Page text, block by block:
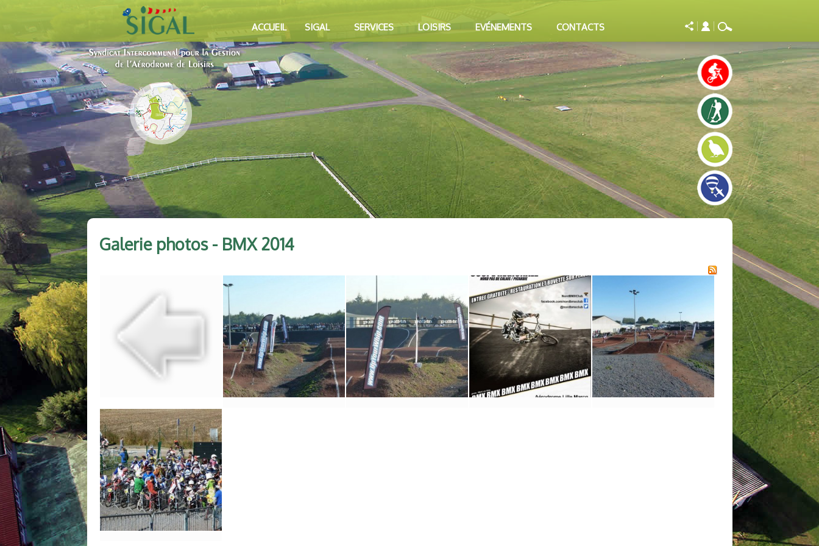
ACCUEIL SIGAL SERVICES LOISIRS EVÉNEMENTS CONTACTS
Galerie photos - BMX 2014